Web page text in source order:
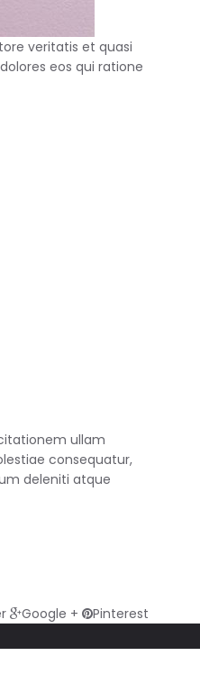
veritatis et quasi
eos qui ratione
ullam
consequatur,
deleniti atque
Google + Pinterest